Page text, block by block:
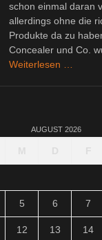
schon einmal daran
allerdings ohne die
Produkte da zu
Concealer und Co.
Weiterlesen …
AUGUST 2026
5 6 7
12 13 14